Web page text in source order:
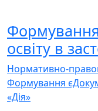
освіту в
Нормативно-
Формування
«Дія»